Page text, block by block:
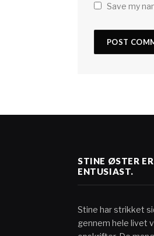
Save my
STINE ØSTER
ENTUSIAST.
Stine har strikket
gennem hele livet